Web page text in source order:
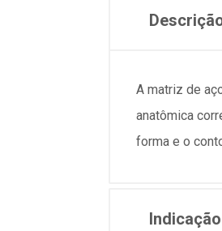
A matriz de
anatômica
forma e o
Indicação